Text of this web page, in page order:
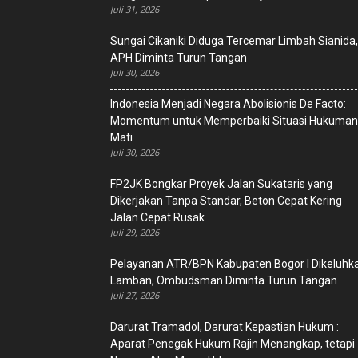
Juli 31, 2026
Sungai Cikaniki Diduga Tercemar Limbah Sianida,
APH Diminta Turun Tangan
Juli 30, 2026
‎Indonesia Menjadi Negara Abolisionis De Facto:
Momentum untuk Memperbaiki Situasi Hukuman
Mati
Juli 30, 2026
FP2JK Bongkar Proyek Jalan Sukataris yang
Dikerjakan Tanpa Standar, Beton Cepat Kering
Jalan Cepat Rusak
Juli 29, 2026
Pelayanan ATR/BPN Kabupaten Bogor I
Lamban, Ombudsman Diminta Turun Tangan
Juli 27, 2026
Darurat Tramadol, Darurat Kepastian Hukum :
Aparat Penegak Hukum Rajin Menangkap, tetapi